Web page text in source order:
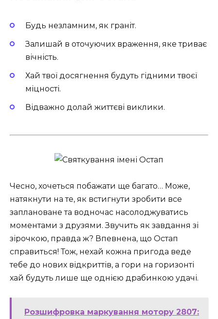
Будь незламним, як граніт.
Залишай в оточуючих враження, яке триває
вічність.
Хай твої досягнення будуть гідними твоєї
міцності.
Відважно долай життєві виклики.
Чесно, хочеться побажати ще багато… Може,
натякнути на те, як встигнути зробити все
заплановане та водночас насолоджуватись
моментами з друзями. Звучить як завдання зі
зірочкою, правда ж? Впевнена, що Остап
справиться! Тож, нехай кожна пригода веде
тебе до нових відкриттів, а гори на горизонті
хай будуть лише ще однією драбинкою удачі.
Розшифровка маркування мотору 2807: